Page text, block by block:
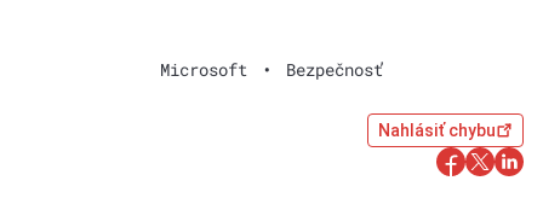
Microsoft • Bezpečnosť
Nahlásiť chybu